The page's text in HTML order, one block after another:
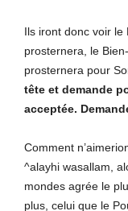
Ils iront donc voir le
prosternera, le
prosternera pour
tête et demande
acceptée.
Comment
^alayhi wasallam,
mondes agrée le
plus, celui que le